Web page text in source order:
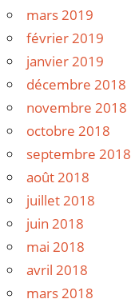
mars 2019
février 2019
janvier 2019
décembre 2018
novembre 2018
octobre 2018
septembre 2018
août 2018
juillet 2018
juin 2018
mai 2018
avril 2018
mars 2018